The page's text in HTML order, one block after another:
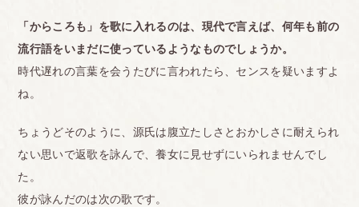
「からころも」を歌に入れるのは、現代で言えば、何年も前の
流行語をいまだに使っているようなものでしょうか。
時代遅れの言葉を会うたびに言われたら、センスを疑いますよ
ね。
ちょうどそのように、源氏は腹立たしさとおかしさに耐えられ
ない思いで返歌を詠んで、養女に見せずにいられませんでし
た。
彼が詠んだのは次の歌です。